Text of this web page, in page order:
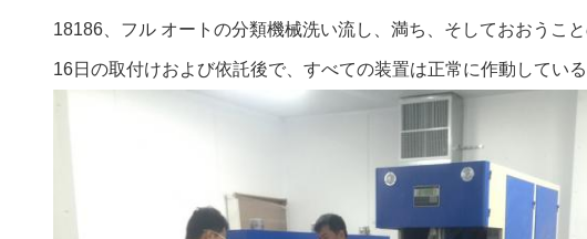
18186、フル オートの分類機械洗い流し、満ち、そしておおうこ
16日の取付けおよび依託後で、すべての装置は正常に作動してい